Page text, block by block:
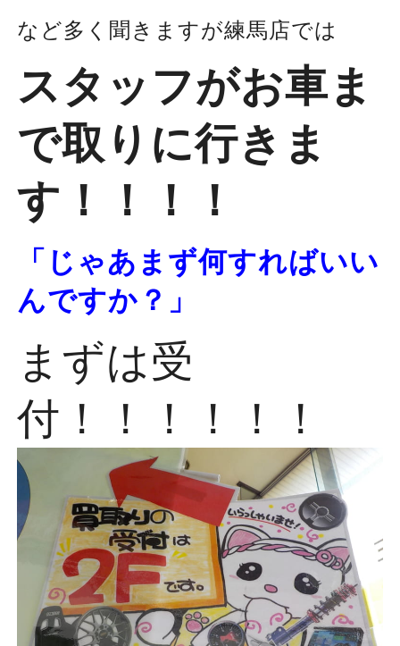
など多く聞きますが練馬店では
スタッフがお車ま
で取りに行きま
す！！！！
「じゃあまず何すればいい
んですか？」
まずは受
付！！！！！！